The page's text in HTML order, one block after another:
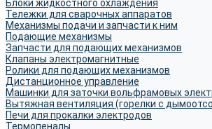
Блоки жидкостного охлаждения
Тележки для сварочных аппаратов
Механизмы подачи и запчасти к ним
Подающие механизмы
Запчасти для подающих механизмов
Клапаны электромагнитные
Ролики для подающих механизмов
Дистанционное управление
Машинки для заточки вольфрамовых
Вытяжная вентиляция (горелки с
Печи для прокалки электродов
Термопеналы